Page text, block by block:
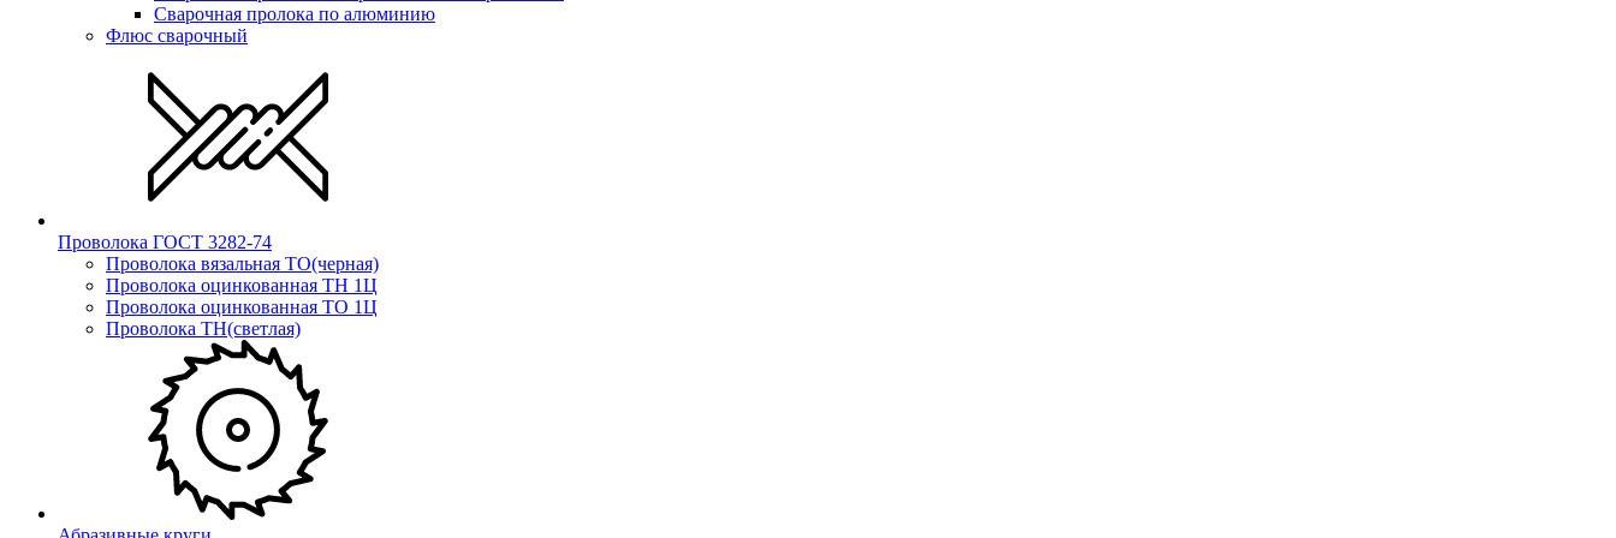
Сварочная пролока по алюминию
Флюс сварочный
Проволока ГОСТ 3282-74
Проволока вязальная ТО(черная)
Проволока оцинкованная ТН 1Ц
Проволока оцинкованная ТО 1Ц
Проволока ТН(светлая)